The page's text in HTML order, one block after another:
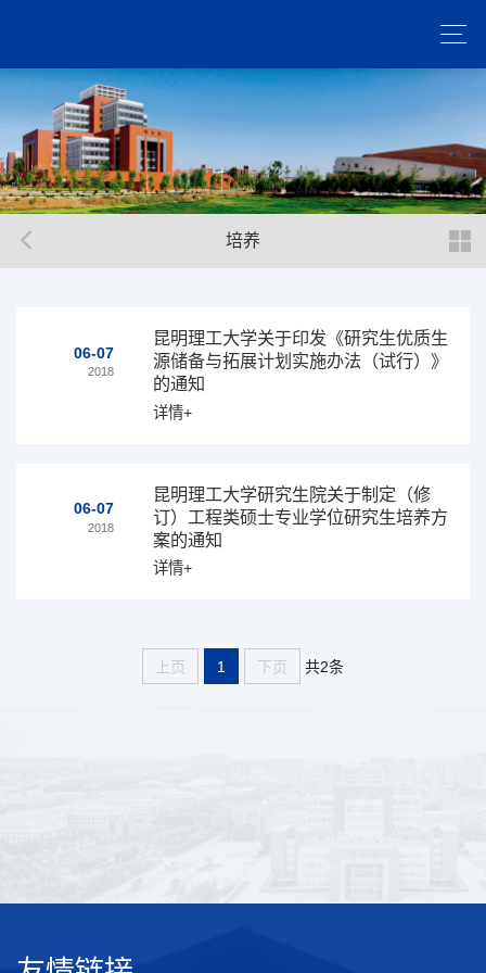
培养
06-07
2018
昆明理工大学关于印发《研究生优质生
源储备与拓展计划实施办法（试行）》
的通知
详情+
06-07
2018
昆明理工大学研究生院关于制定（修
订）工程类硕士专业学位研究生培养方
案的通知
详情+
上页 1 下页 共2条